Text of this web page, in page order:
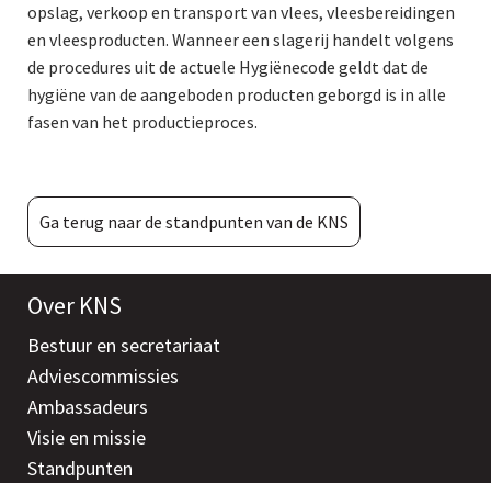
opslag, verkoop en transport van vlees, vleesbereidingen
en vleesproducten. Wanneer een slagerij handelt volgens
de procedures uit de actuele Hygiënecode geldt dat de
hygiëne van de aangeboden producten geborgd is in alle
fasen van het productieproces.
Ga terug naar de standpunten van de KNS
Over KNS
Bestuur en secretariaat
Adviescommissies
Ambassadeurs
Visie en missie
Standpunten